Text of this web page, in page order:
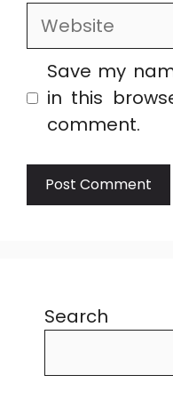
Website
Save my
in this
comment.
Search